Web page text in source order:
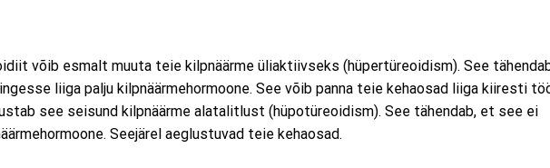
võib esmalt muuta teie kilpnäärme üliaktiivseks (hüpertüreoidism). See
liiga palju kilpnäärmehormoone. See võib panna teie kehaosad liiga kiiresti
see seisund kilpnäärme alatalitlust (hüpotüreoidism). See tähendab, et see ei
Seejärel aeglustuvad teie kehaosad.